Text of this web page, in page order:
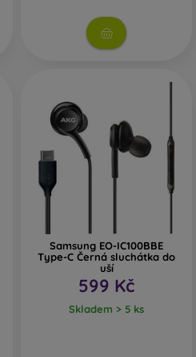
Samsung EO-IC100BBE
Type-C Černá sluchátka do
uší
599 Kč
Skladem > 5 ks